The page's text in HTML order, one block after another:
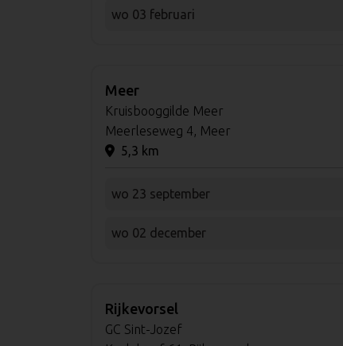
wo 03 februari
Meer
Kruisbooggilde Meer
Meerleseweg 4, Meer
5,3 km
wo 23 september
wo 02 december
Rijkevorsel
GC Sint-Jozef